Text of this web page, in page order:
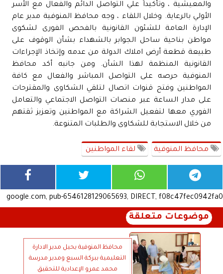
والمعيشية ، وتأكيداً علي التواصل الدائم والفعال مع الأسر
الأولي بالرعاية. وخلال اللقاء ، وجه محافظ المنوفية مدير عام
الإدارة العامة للشئون القانونية بالفحص الفورى لشكوى
مواطن بناحية ساحل الجوابر بالشهداء بشأن الوقوف على
طبيعة قطعة أرض املاك الدولة من عدمه وإتخاذ الإجراءات
القانونية المنظمة لهذا الشأن. ومن جانبه أكد محافظ
المنوفية حرصه على التواصل المباشر والفعال مع كافة
المواطنين وفتح قنوات اتصال لتلقي الشكاوى والمقترحات
على مدار الساعة عبر منصات التواصل الاجتماعي والتعامل
الفوري معها لتفعيل الشراكة مع المواطنين وتعزيز ثقتهم
من خلال الاستجابة للشكاوى والطلبات المتنوعة.
محافظ المنوفية لقاء المواطنين
google.com, pub-6546128129065693, DIRECT, f08c47fec0942fa0
موضوعات متعلقة
محافظ المنوفية يحيل مدير الادارة
التعليمية ببركة السبع ومدير مدرسة
محمد عمرو الإعدادية للتحقيق